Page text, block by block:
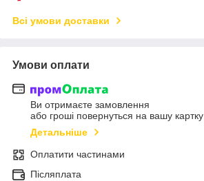
Всі умови доставки
Умови оплати
Ви отримаєте замовлення
або гроші повернуться на вашу картку
Детальніше
Оплатити частинами
Післяплата